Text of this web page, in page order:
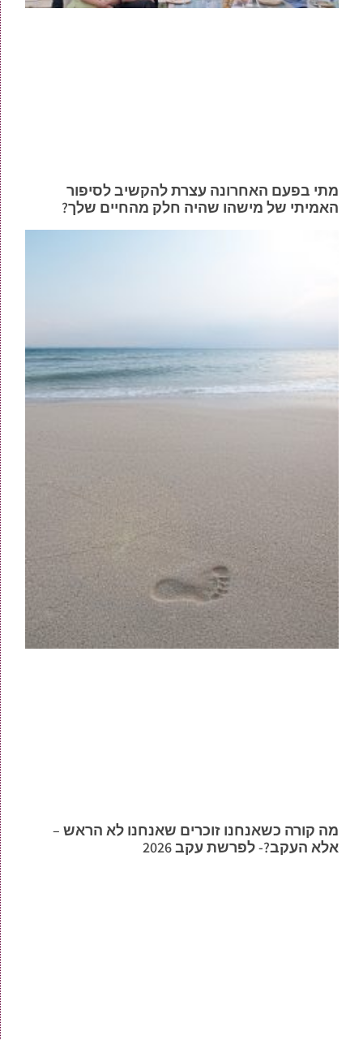
מתי בפעם האחרונה עצרת להקשיב לסיפור
האמיתי של מישהו שהיה חלק מהחיים שלך?
מה קורה כשאנחנו זוכרים שאנחנו לא הראש –
אלא העקב?- לפרשת עקב 2026